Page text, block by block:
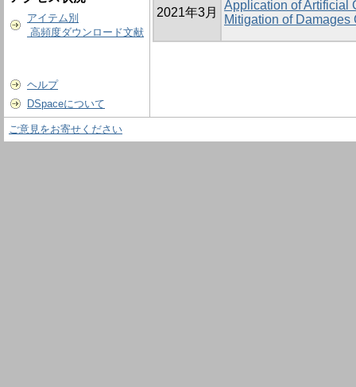
アイテム別
高頻度ダウンロード文献
ヘルプ
DSpaceについて
2021年3月
Application of Artificial
Mitigation of
ご意見をお寄せください